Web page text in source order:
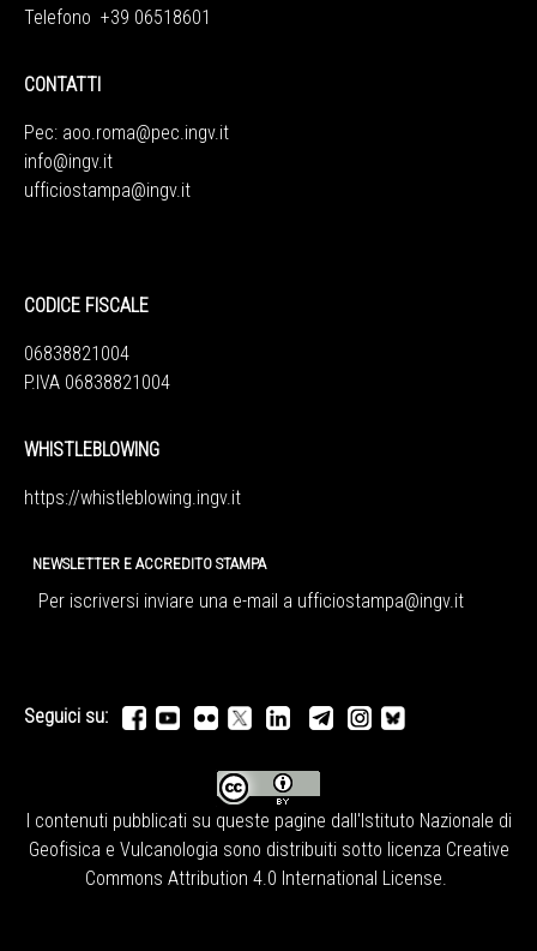
Telefono +39 06518601
CONTATTI
Pec: aoo.roma@pec.ingv.it
info@ingv.it
ufficiostampa@ingv.it
CODICE FISCALE
06838821004
P.IVA 06838821004
WHISTLEBLOWING
https://whistleblowing.ingv.it
NEWSLETTER E ACCREDITO STAMPA
Per iscriversi inviare una e-mail a ufficiostampa@ingv.it
Seguici su:
I contenuti pubblicati su queste pagine dall' Istituto Nazionale di
Geofisica e Vulcanologia sono distribuiti sotto licenza Creative
Commons Attribution 4.0 International License.